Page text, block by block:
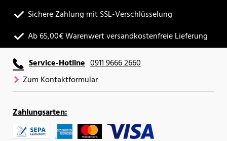
Sichere Zahlung mit SSL-Verschlüsselung
Ab 65,00€ Warenwert versandkostenfreie Lieferung
Service-Hotline 0911 9666 2660
Zum Kontaktformular
Zahlungsarten: